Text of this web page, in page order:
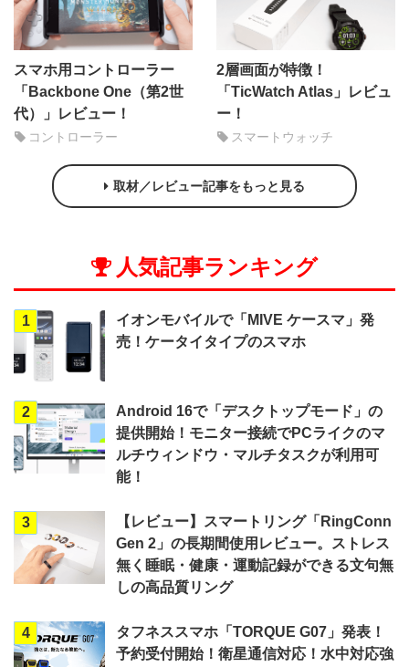
スマホ用コントローラー
「Backbone One（第2世
代）」レビュー！
コントローラー
2層画面が特徴！
「TicWatch Atlas」レビュ
ー！
スマートウォッチ
取材／レビュー記事をもっと見る
人気記事ランキング
1
イオンモバイルで「MIVE ケースマ」発
売！ケータイタイプのスマホ
2
Android 16で「デスクトップモード」の
提供開始！モニター接続でPCライクのマ
ルチウィンドウ・マルチタスクが利用可
能！
3
【レビュー】スマートリング「RingConn
Gen 2」の長期間使用レビュー。ストレス
無く睡眠・健康・運動記録ができる文句無
しの高品質リング
4
タフネススマホ「TORQUE G07」発表！
予約受付開始！衛星通信対応！水中対応強